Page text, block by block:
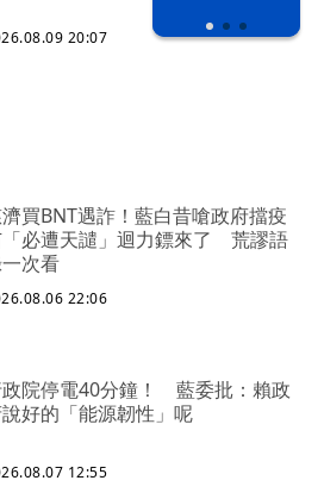
20:07
買BNT遇詐！藍白昔嗆政府擋疫
必遭天譴」迴力鏢來了 荒謬語
次看
22:06
院停電40分鐘！ 藍委批：賴政
好的「能源韌性」呢
12:55